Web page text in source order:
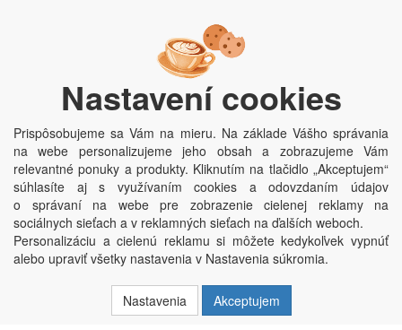
Trávník 2076, 686 03 Staré Město
Copyright © Penepex s.r.o. 2025, powered byABRA E-shop
Penepex s.r.o., Za Špicí 1798, 686 03 Staré Město; IČO: 03220923; DIČ:
CZ03220923; zápis do obchodního rejstříku dne 22. 7. 2014, krajský soud v
Brně oddíl C, vložka 84002
Nastavení cookies
Prispôsobujeme sa Vám na mieru. Na základe Vášho správania
na webe personalizujeme jeho obsah a zobrazujeme Vám
relevantné ponuky a produkty. Kliknutím na tlačidlo „Akceptujem“
súhlasíte aj s využívaním cookies a odovzdaním údajov
o správaní na webe pre zobrazenie cielenej reklamy na
sociálnych sieťach a v reklamných sieťach na ďalších weboch.
Personalizáciu a cielenú reklamu si môžete kedykoľvek vypnúť
alebo upraviť všetky nastavenia v Nastavenia súkromia.
Nastavenia Akceptujem